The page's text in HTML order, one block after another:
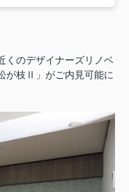
くのデザイナーズリノベ
が枝Ⅱ」がご内見可能に